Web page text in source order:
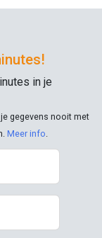
Personeel
!
in je
gegevens nooit met
Meer info